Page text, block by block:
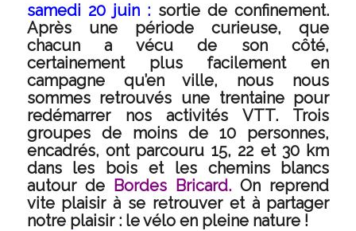
samedi 20 juin : sortie de confinement.
Après une période curieuse, que
chacun a vécu de son côté,
certainement plus facilement en
campagne qu’en ville, nous nous
sommes retrouvés une trentaine pour
redémarrer nos activités VTT. Trois
groupes de moins de 10 personnes,
encadrés, ont parcouru 15, 22 et 30 km
dans les bois et les chemins blancs
autour de Bordes Bricard. On reprend
vite plaisir à se retrouver et à partager
notre plaisir : le vélo en pleine nature !